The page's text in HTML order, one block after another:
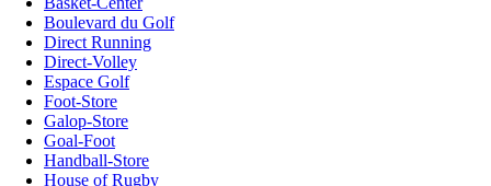
Boulevard du Golf
Direct Running
Direct-Volley
Espace Golf
Foot-Store
Galop-Store
Goal-Foot
Handball-Store
House of Rugby